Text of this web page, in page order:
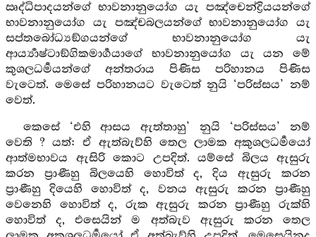
ඍද්ධිපාදයන්ගේ භාවනානුයෝග යැ පඤ්චෙන්ද්‍රියයන්ගේ
භාවනානුයෝග යැ පඤ්චබලයන්ගේ භාවනානුයෝග යැ
සප්තබෝධ්‍යඞ්ගයන්ගේ භාවනානුයෝග යැ
ආර්‍ය්‍යාෂ්ටාඞ්ගිකමාර්‍ගයාගේ භාවනානුයෝග යැ යන මේ
කුශලධර්‍මයන්ගේ අන්තරාය පිණිස පරිහානය පිණිස
වැටෙත්. මෙසේ පරිහානයට වැටෙත් නුයි ‘පරිස්සය’ නම්
වෙත්.
කෙසේ ‘එහි ආසය ඇත්තාහු’ නුයි ‘පරිස්සය’ නම්
වෙති ? යත්: ඒ ඇත්බැව්හි තෙල ලාමක අකුශලධර්‍මයෝ
ආත්මභාවය ඇසිරි කොට උපදිත්. යම්සේ බිලය ඇසුරු
කරන ප්‍රාණීහු බිලයෙහි හොවිත් ද, දිය ඇසුරු කරන
ප්‍රාණීහු දියෙහි හොවිත් ද, වනය ඇසුරු කරන ප්‍රාණීහු
වෙනෙහි හොවිත් ද, රුක ඇසුරු කරන ප්‍රාණීහු රුක්හි
හොවිත් ද, එසෙයින් ම අත්බැව ඇසුරු කරන තෙල